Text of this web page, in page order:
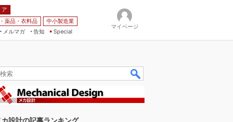
ア
薬品・衣料品
中小製造業
メルマガ
告知 Special
マイページ